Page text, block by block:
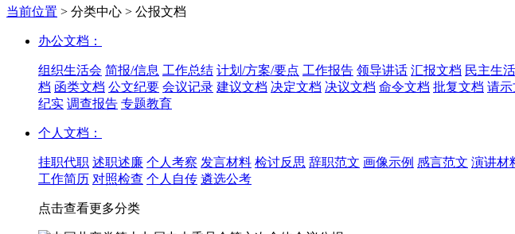
当前位置 > 分类中心 > 公报文档
办公文档：
组织生活会 简报/信息 工作总结 计划/方案/要点 工作报告 领导讲话 汇报文档 民主生
档 函类文档 公文纪要 会议记录 建议文档 决定文档 决议文档 命令文档 批复文档 请示
纪实 调查报告 专题教育
个人文档：
挂职代职 述职述廉 个人考察 发言材料 检讨反思 辞职范文 画像示例 感言范文 演讲材
工作简历 对照检查 个人自传 遴选公考
点击查看更多分类